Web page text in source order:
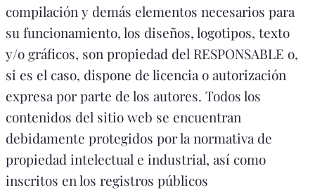
compilación y demás elementos necesarios para
su funcionamiento, los diseños, logotipos, texto
y/o gráficos, son propiedad del RESPONSABLE o,
si es el caso, dispone de licencia o autorización
expresa por parte de los autores. Todos los
contenidos del sitio web se encuentran
debidamente protegidos por la normativa de
propiedad intelectual e industrial, así como
inscritos en los registros públicos